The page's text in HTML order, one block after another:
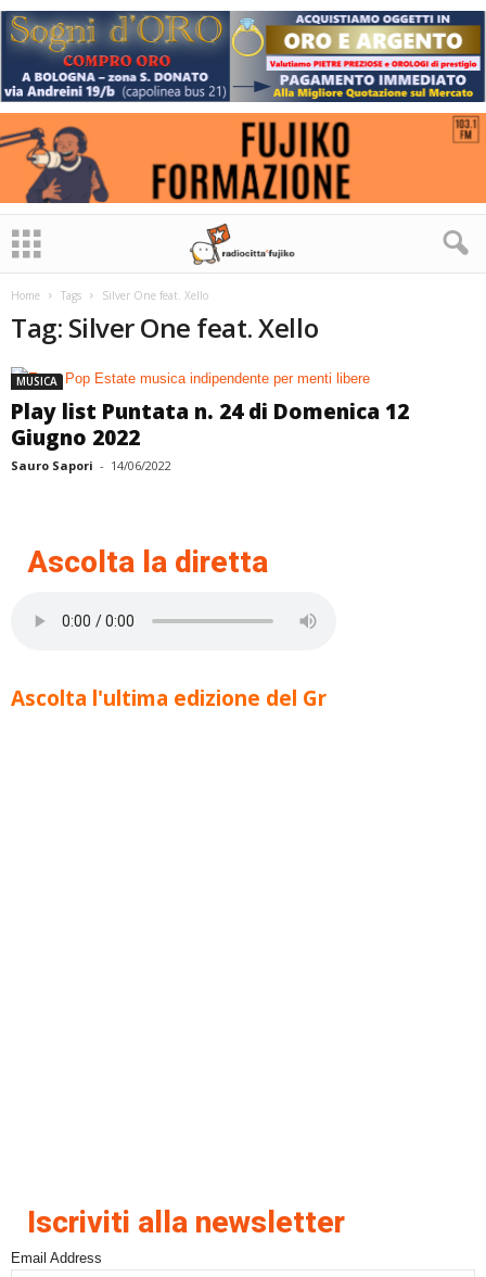
Home Tags Silver One feat. Xello
Tag: Silver One feat. Xello
MUSICA
Play list Puntata n. 24 di Domenica 12
Giugno 2022
Sauro Sapori - 14/06/2022
Ascolta la diretta
Ascolta l'ultima edizione del Gr
Iscriviti alla newsletter
Email Address